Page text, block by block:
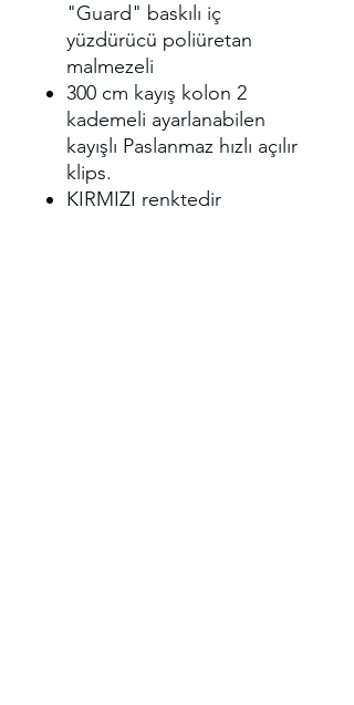
"Guard" baskılı iç
yüzdürücü poliüretan
malmezeli
300 cm kayış kolon 2
kademeli ayarlanabilen
kayışlı Paslanmaz hızlı açılır
klips.
KIRMIZI renktedir